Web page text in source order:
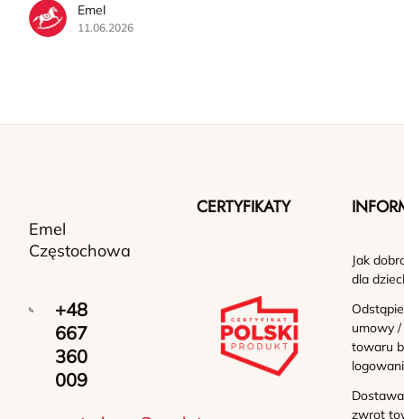
Emel
11.06.2026
Emel
Częstochowa
+48
667
360
009
CERTYFIKATY
Jak
dla
umowy
towaru
zwrot